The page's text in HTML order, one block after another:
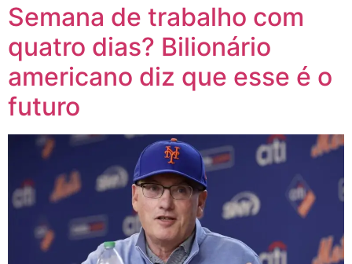
Semana de trabalho com
quatro dias? Bilionário
americano diz que esse é o
futuro